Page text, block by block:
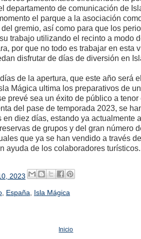
departamento de comunicación de
el parque a la asociación
gremio, así como para que los
trabajo utilizando el recinto a modo
por que no todo es trabajar en esta
disfrutar de días de diversión en
de la apertura, que este año será
Mágica ultima los preparativos de
prevé sea un éxito de público a tenor
del pase de temporada 2023, se
en diez días, estando ya actualmente
de grupos y del gran número
que ya se han vendido a través
ayuda de los colaboradores turísticos.
2023
, España, Isla Mágica
Inicio